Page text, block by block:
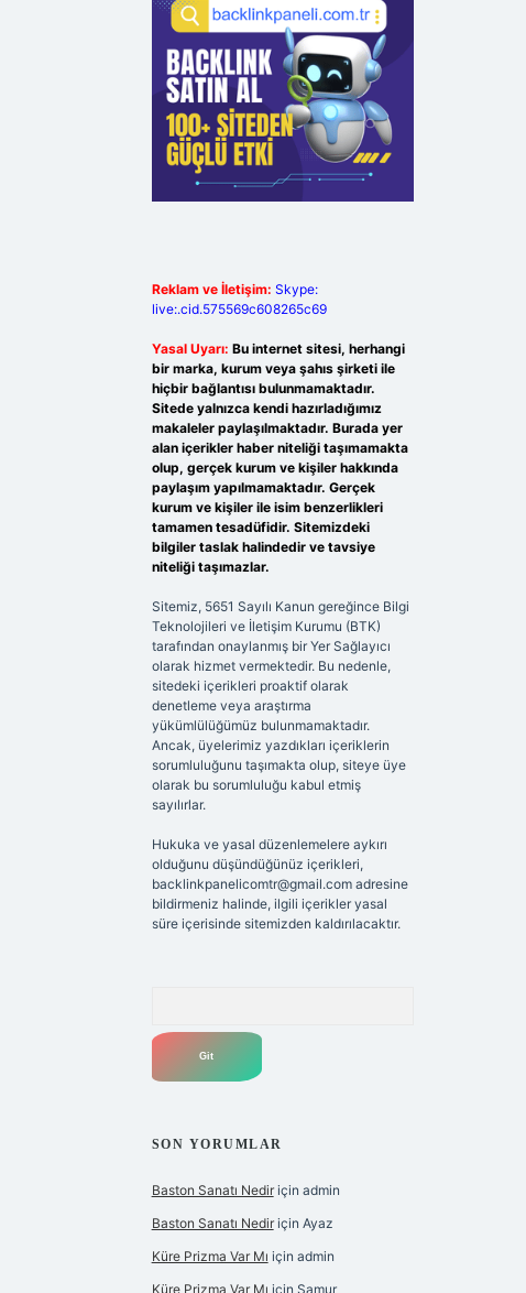
Reklam ve İletişim: Skype:
live:.cid.575569c608265c69
Yasal Uyarı: Bu internet sitesi, herhangi
bir marka, kurum veya şahıs şirketi ile
hiçbir bağlantısı bulunmamaktadır.
Sitede yalnızca kendi hazırladığımız
makaleler paylaşılmaktadır. Burada yer
alan içerikler haber niteliği taşımamakta
olup, gerçek kurum ve kişiler hakkında
paylaşım yapılmamaktadır. Gerçek
kurum ve kişiler ile isim benzerlikleri
tamamen tesadüfidir. Sitemizdeki
bilgiler taslak halindedir ve tavsiye
niteliği taşımazlar.
Sitemiz, 5651 Sayılı Kanun gereğince Bilgi
Teknolojileri ve İletişim Kurumu (BTK)
tarafından onaylanmış bir Yer Sağlayıcı
olarak hizmet vermektedir. Bu nedenle,
sitedeki içerikleri proaktif olarak
denetleme veya araştırma
yükümlülüğümüz bulunmamaktadır.
Ancak, üyelerimiz yazdıkları içeriklerin
sorumluluğunu taşımakta olup, siteye üye
olarak bu sorumluluğu kabul etmiş
sayılırlar.
Hukuka ve yasal düzenlemelere aykırı
olduğunu düşündüğünüz içerikleri,
backlinkpanelicomtr@gmail.comadresine
bildirmeniz halinde, ilgili içerikler yasal
süre içerisinde sitemizden kaldırılacaktır.
SON YORUMLAR
Baston Sanatı Nediriçin admin
Baston Sanatı Nediriçin Ayaz
Küre Prizma Var Mı için admin
Küre Prizma Var Mı için Samur